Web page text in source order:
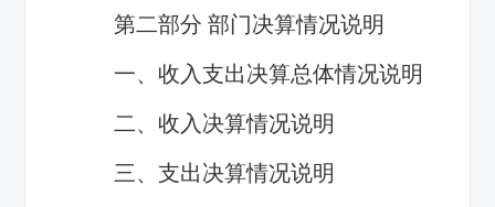
第二部分 部门决算情况说明
一、收入支出决算总体情况说明
二、收入决算情况说明
三、支出决算情况说明